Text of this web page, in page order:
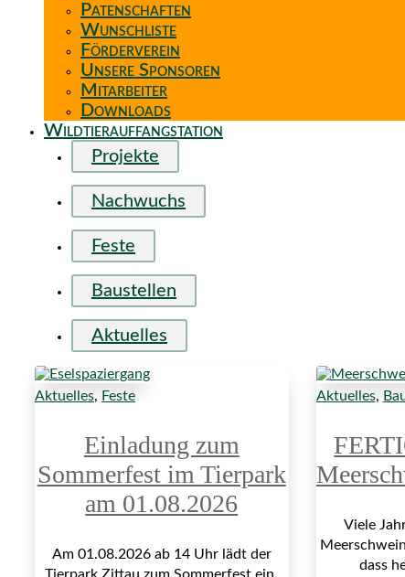
Patenschaften
Wunschliste
Förderverein
Unsere Sponsoren
Mitarbeiter
Downloads
Wildtierauffangstation
Projekte
Nachwuchs
Feste
Baustellen
Aktuelles
Aktuelles, Feste
Einladung zum
Sommerfest im Tierpark
am 01.08.2026
Am 01.08.2026 ab 14 Uhr lädt der
Aktuelles,
Viele
dass